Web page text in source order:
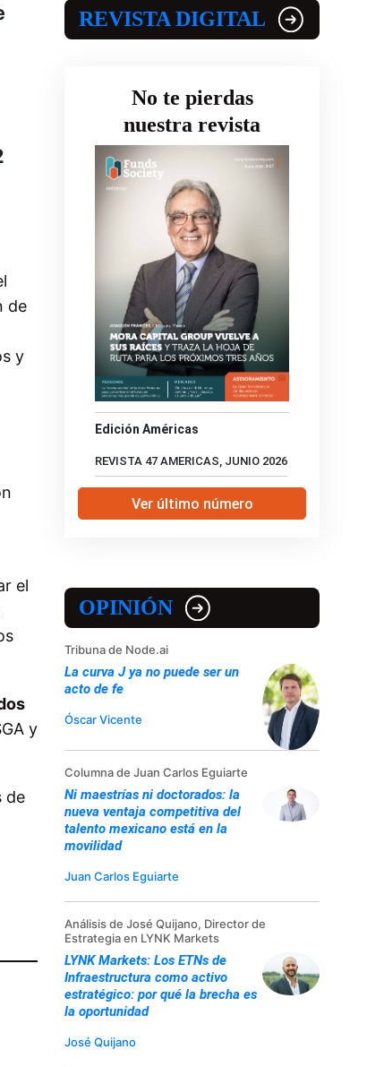
de
y
el
y
de
REVISTA DIGITAL
No te pierdas
nuestra revista
Edición Américas
REVISTA 47 AMERICAS, JUNIO 2026
Ver último número
OPINIÓN
Tribuna de Node.ai
La curva J ya no puede ser un
acto de fe
Óscar Vicente
Columna de Juan Carlos Eguiarte
Ni maestrías ni doctorados: la
nueva ventaja competitiva del
talento mexicano está en la
movilidad
Juan Carlos Eguiarte
Análisis de José Quijano, Director de
Estrategia en LYNK Markets
LYNK Markets: Los ETNs de
Infraestructura como activo
estratégico: por qué la brecha es
la oportunidad
José Quijano